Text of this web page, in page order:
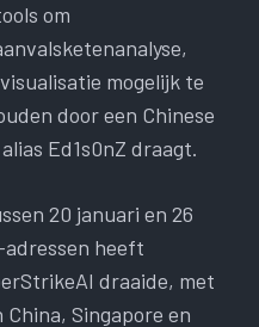
om
mogelijk te
door een Chinese
Ed1s0nZ draagt.
20 januari en 26
adressen heeft
draaide, met
Singapore en